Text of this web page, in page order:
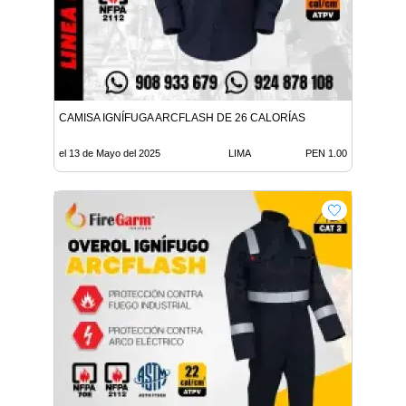
CAMISA IGNÍFUGA ARCFLASH DE 26 CALORÍAS
el 13 de Mayo del 2025 LIMA PEN 1.00